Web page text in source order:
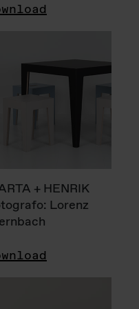
+ HENRIK
Lorenz